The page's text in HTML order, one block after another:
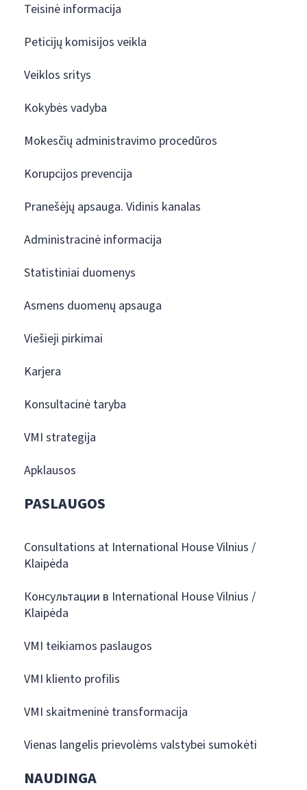
Teisinė informacija
Peticijų komisijos veikla
Veiklos sritys
Kokybės vadyba
Mokesčių administravimo procedūros
Korupcijos prevencija
Pranešėjų apsauga. Vidinis kanalas
Administracinė informacija
Statistiniai duomenys
Asmens duomenų apsauga
Viešieji pirkimai
Karjera
Konsultacinė taryba
VMI strategija
Apklausos
PASLAUGOS
Consultations at International House Vilnius /
Klaipėda
Консультации в International House Vilnius /
Klaipėda
VMI teikiamos paslaugos
VMI kliento profilis
VMI skaitmeninė transformacija
Vienas langelis prievolėms valstybei sumokėti
NAUDINGA